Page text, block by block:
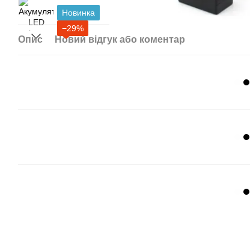
Новинка
−29%
Опис Новий відгук або коментар